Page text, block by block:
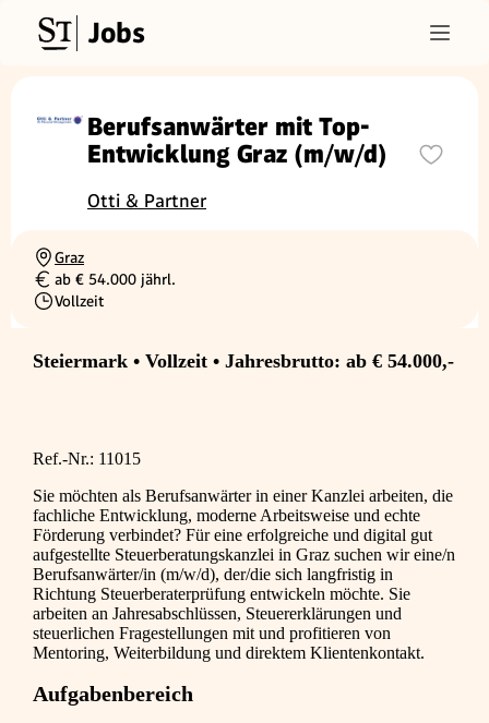
Jobs
Berufsanwärter mit Top-
Entwicklung Graz (m/w/d)
Otti & Partner
Ortschaft
Graz
Gehalt
ab € 54.000 jährl.
Beschäftigungsart
Vollzeit
Steiermark • Vollzeit • Jahresbrutto: ab € 54.000,-
Ref.-Nr.: 11015
Sie möchten als Berufsanwärter in einer Kanzlei arbeiten, die
fachliche Entwicklung, moderne Arbeitsweise und echte
Förderung verbindet? Für eine erfolgreiche und digital gut
aufgestellte Steuerberatungskanzlei in Graz suchen wir eine/n
Berufsanwärter/in (m/w/d), der/die sich langfristig in
Richtung Steuerberaterprüfung entwickeln möchte. Sie
arbeiten an Jahresabschlüssen, Steuererklärungen und
steuerlichen Fragestellungen mit und profitieren von
Mentoring, Weiterbildung und direktem Klientenkontakt.
Aufgabenbereich